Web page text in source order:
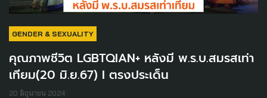
GENDER & SEXUALITY
คุณภาพชีวิต LGBTQIAN+ หลังมี พ.ร.บ.สมรสเท่า
เทียม(20 มิ.ย.67) I ตรงประเด็น
20 มิถุนายน 2024